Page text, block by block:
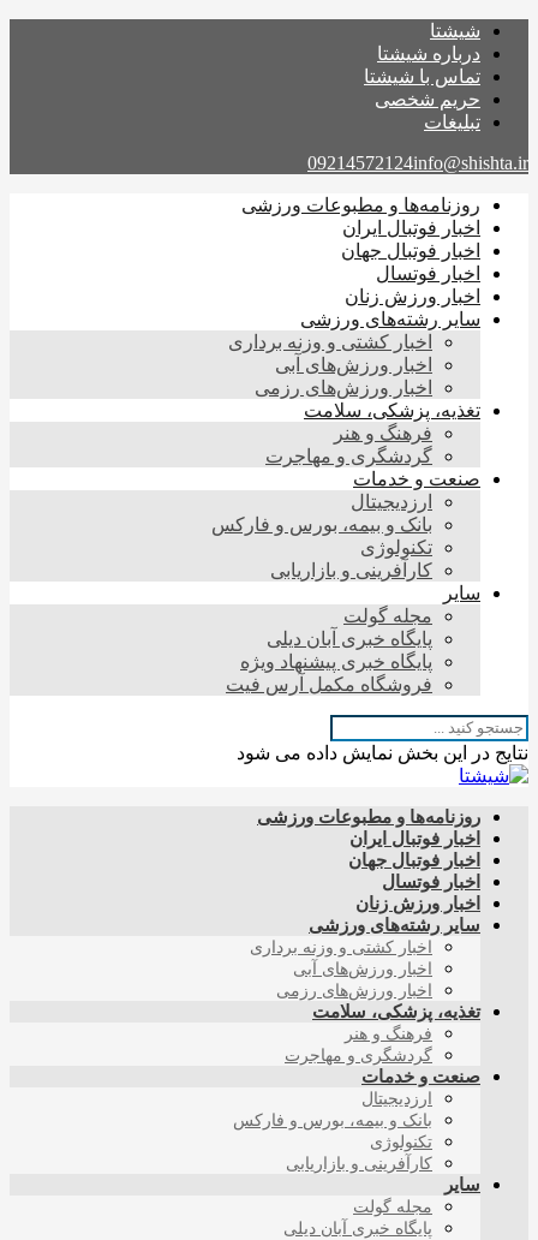
شیشتا
درباره شیشتا
تماس با شیشتا
حریم شخصی
تبلیغات
09214572124info@shishta.ir
روزنامه‌ها و مطبوعات ورزشی
اخبار فوتبال ایران
اخبار فوتبال جهان
اخبار فوتسال
اخبار ورزش زنان
سایر رشته‌های ورزشی
اخبار کشتی و وزنه برداری
اخبار ورزش‌های آبی
اخبار ورزش‌های رزمی
تغذیه، پزشکی، سلامت
فرهنگ و هنر
گردشگری و مهاجرت
صنعت و خدمات
ارزدیجیتال
بانک و بیمه، بورس و فارکس
تکنولوژی
کارآفرینی و بازاریابی
سایر
مجله گولت
پایگاه خبری آبان دیلی
پایگاه خبری پیشنهاد ویژه
فروشگاه مکمل آرس فیت
نتایج در این بخش نمایش داده می شود
روزنامه‌ها و مطبوعات ورزشی
اخبار فوتبال ایران
اخبار فوتبال جهان
اخبار فوتسال
اخبار ورزش زنان
سایر رشته‌های ورزشی
اخبار کشتی و وزنه برداری
اخبار ورزش‌های آبی
اخبار ورزش‌های رزمی
تغذیه، پزشکی، سلامت
فرهنگ و هنر
گردشگری و مهاجرت
صنعت و خدمات
ارزدیجیتال
بانک و بیمه، بورس و فارکس
تکنولوژی
کارآفرینی و بازاریابی
سایر
مجله گولت
پایگاه خبری آبان دیلی